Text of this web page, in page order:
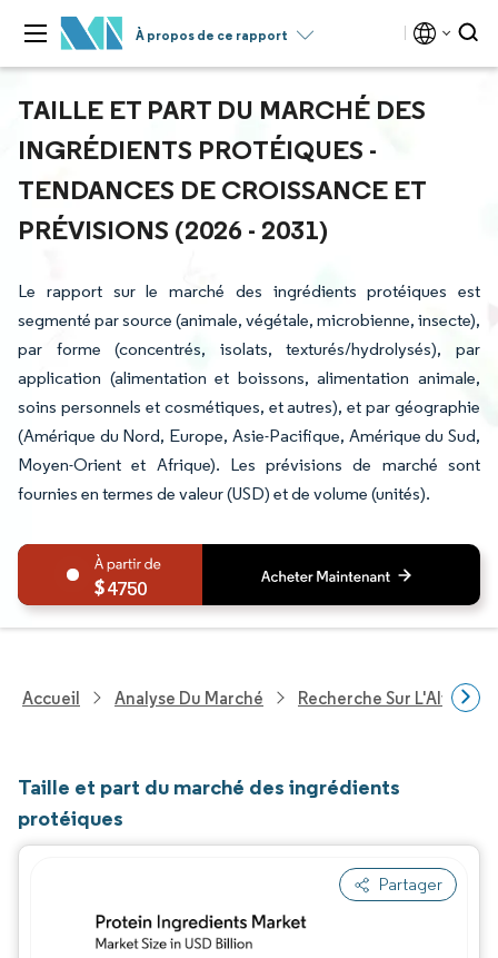
À propos de ce rapport
TAILLE ET PART DU MARCHÉ DES
INGRÉDIENTS PROTÉIQUES -
TENDANCES DE CROISSANCE ET
PRÉVISIONS (2026 - 2031)
Le rapport sur le marché des ingrédients protéiques est
segmenté par source (animale, végétale, microbienne, insecte),
par forme (concentrés, isolats, texturés/hydrolysés), par
application (alimentation et boissons, alimentation animale,
soins personnels et cosmétiques, et autres), et par géographie
(Amérique du Nord, Europe, Asie-Pacifique, Amérique du Sud,
Moyen-Orient et Afrique). Les prévisions de marché sont
fournies en termes de valeur (USD) et de volume (unités).
4750
Accueil Analyse Du Marché Recherche Sur
Taille et part du marché des ingrédients
protéiques
Partager